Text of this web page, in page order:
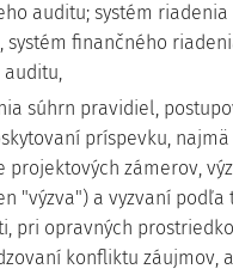
auditu; systém
systém finančného
súhrn pravidiel,
príspevku,
projektových zámerov,
"výzva") a vyzvaní podľa
pri opravných
konfliktu záujmov,